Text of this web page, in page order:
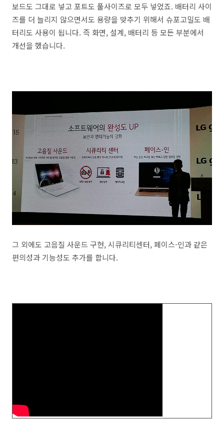
보드도 그대로 넣고 포트도 풀사이즈로 모두 넣었죠. 배터리 사이
즈를 더 늘리지 않으면서도 용량을 맞추기 위해서 슈포고밀도 배
터리도 사용이 됩니다. 즉 화면, 설계, 배터리 등 모든 부분에서
개선을 했습니다.
그 외에도 고음질 사운드 구현, 시큐리티센터, 페이스-인과 같은
편의성과 기능성도 추가를 합니다.